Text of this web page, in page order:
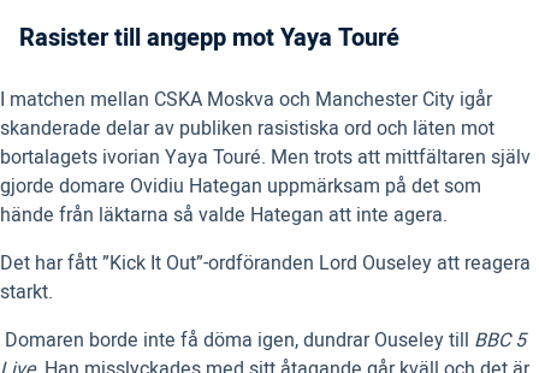
Rasister till angepp mot Yaya Touré
I matchen mellan CSKA Moskva och Manchester City igår
skanderade delar av publiken rasistiska ord och läten mot
bortalagets ivorian Yaya Touré. Men trots att mittfältaren själv
gjorde domare Ovidiu Hategan uppmärksam på det som
hände från läktarna så valde Hategan att inte agera.
Det har fått ”Kick It Out”-ordföranden Lord Ouseley att reagera
starkt.
 Domaren borde inte få döma igen, dundrar Ouseley till BBC 5